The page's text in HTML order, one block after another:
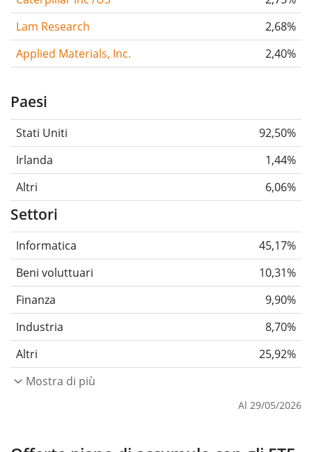
Lam Research
2,68%
Applied Materials, Inc.
2,40%
Paesi
Stati Uniti
92,50%
Irlanda
1,44%
Altri
6,06%
Settori
Informatica
45,17%
Beni voluttuari
10,31%
Finanza
9,90%
Industria
8,70%
Altri
25,92%
Mostra di più
Al 29/05/2026